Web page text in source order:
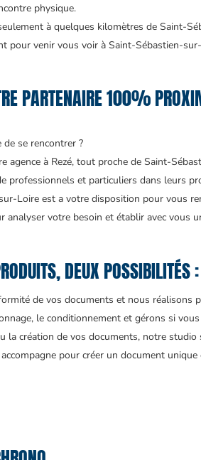
physique.
à quelques kilomètres de Saint-
pour venir vous voir à Saint-Sébastien-
PARTENAIRE 100%
se rencontrer ?
agence à Rezé, tout proche de Saint-
professionnels et particuliers dans leurs
Loire est a votre disposition pour vous
analyser votre besoin et établir avec vous
DEUX POSSIBILITÉS :
de vos documents et nous réalisons
le conditionnement et gérons si
la création de vos documents, notre studio
pour créer un document